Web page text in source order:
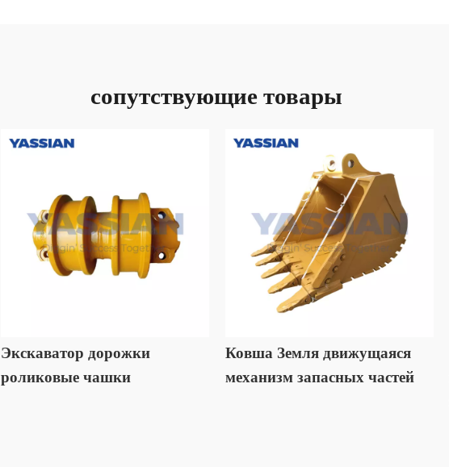
сопутствующие товары
Экскаватор дорожки
роликовые чашки
Ковша Земля движущаяся
механизм запасных частей